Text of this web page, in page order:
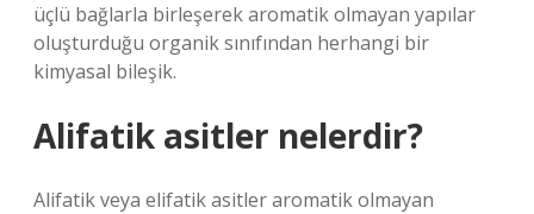
üçlü bağlarla birleşerek aromatik olmayan yapılar
oluşturduğu organik sınıfından herhangi bir
kimyasal bileşik.
Alifatik asitler nelerdir?
Alifatik veya elifatik asitler aromatik olmayan